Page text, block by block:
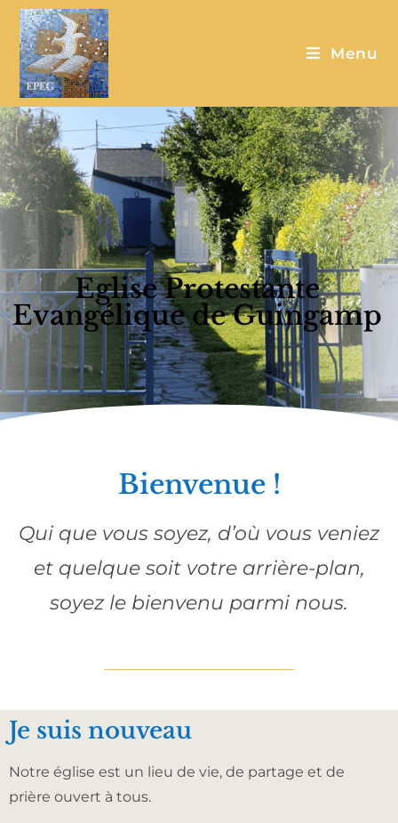
Menu
Eglise Protestante
Evangélique de Guingamp
Bienvenue !
Qui que vous soyez, d’où vous veniez
et quelque soit votre arrière-plan,
soyez le bienvenu parmi nous.
Je suis nouveau
Notre église est un lieu de vie, de partage et de
prière ouvert à tous.